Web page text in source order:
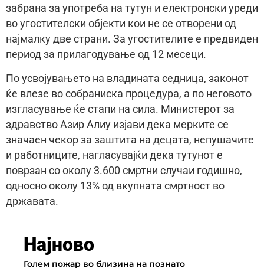
забрана за употреба на тутун и електронски уреди
во угостителски објекти кои не се отворени од
најмалку две страни. За угостителите е предвиден
период за прилагодување од 12 месеци.
По усвојувањето на владината седница, законот
ќе влезе во собраниска процедура, а по неговото
изгласување ќе стапи на сила. Министерот за
здравство Азир Алиу изјави дека мерките се
значаен чекор за заштита на децата, непушачите
и работниците, нагласувајќи дека тутунот е
поврзан со околу 3.600 смртни случаи годишно,
односно околу 13% од вкупната смртност во
државата.
Најново
Голем пожар во близина на познато